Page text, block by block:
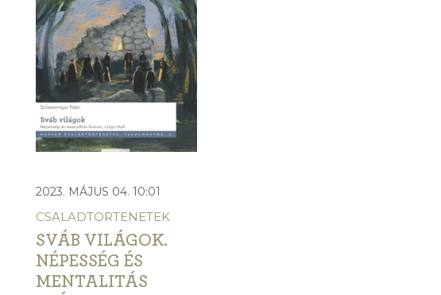
2023. MÁJUS 04. 10:01
CSALADTORTENETEK
SVÁB VILÁGOK.
NÉPESSÉG ÉS
MENTALITÁS